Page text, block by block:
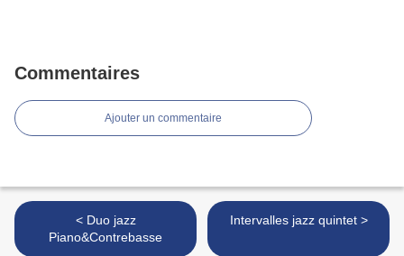
Commentaires
Ajouter un commentaire
< Duo jazz
Piano&Contrebasse
Intervalles jazz quintet >